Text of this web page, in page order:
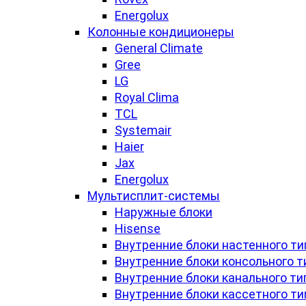
Energolux
Колонные кондиционеры
General Climate
Gree
LG
Royal Clima
TCL
Systemair
Haier
Jax
Energolux
Мультисплит-системы
Наружные блоки
Hisense
Внутренние блоки настенного
Внутренние блоки консольного
Внутренние блоки канального
Внутренние блоки кассетного